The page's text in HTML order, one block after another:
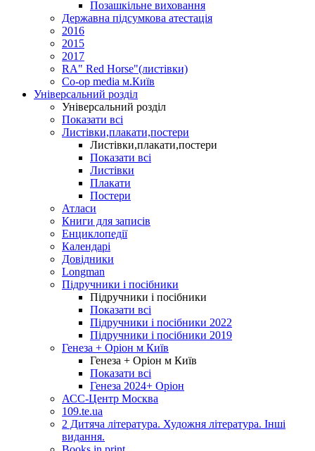
Позашкільне виховання
Державна підсумкова атестація
2016
2015
2017
RA" Red Horse"(листівки)
Co-op media м.Київ
Універсальний розділ
Універсальний розділ
Показати всі
Листівки,плакати,постери
Листівки,плакати,постери
Показати всі
Листівки
Плакати
Постери
Атласи
Книги для записів
Енциклопедії
Календарі
Довідники
Longman
Підручники і посібники
Підручники і посібники
Показати всі
Підручники і посібники 2022
Підручники і посібники 2019
Генеза + Оріон м Київ
Генеза + Оріон м Київ
Показати всі
Генеза 2024+ Оріон
АСС-Центр Москва
109.te.ua
2 Дитяча література. Художня література. Інші
видання.